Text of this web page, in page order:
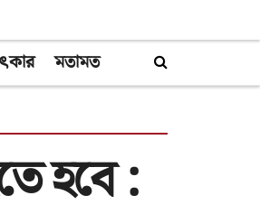
মতামত
হবে :